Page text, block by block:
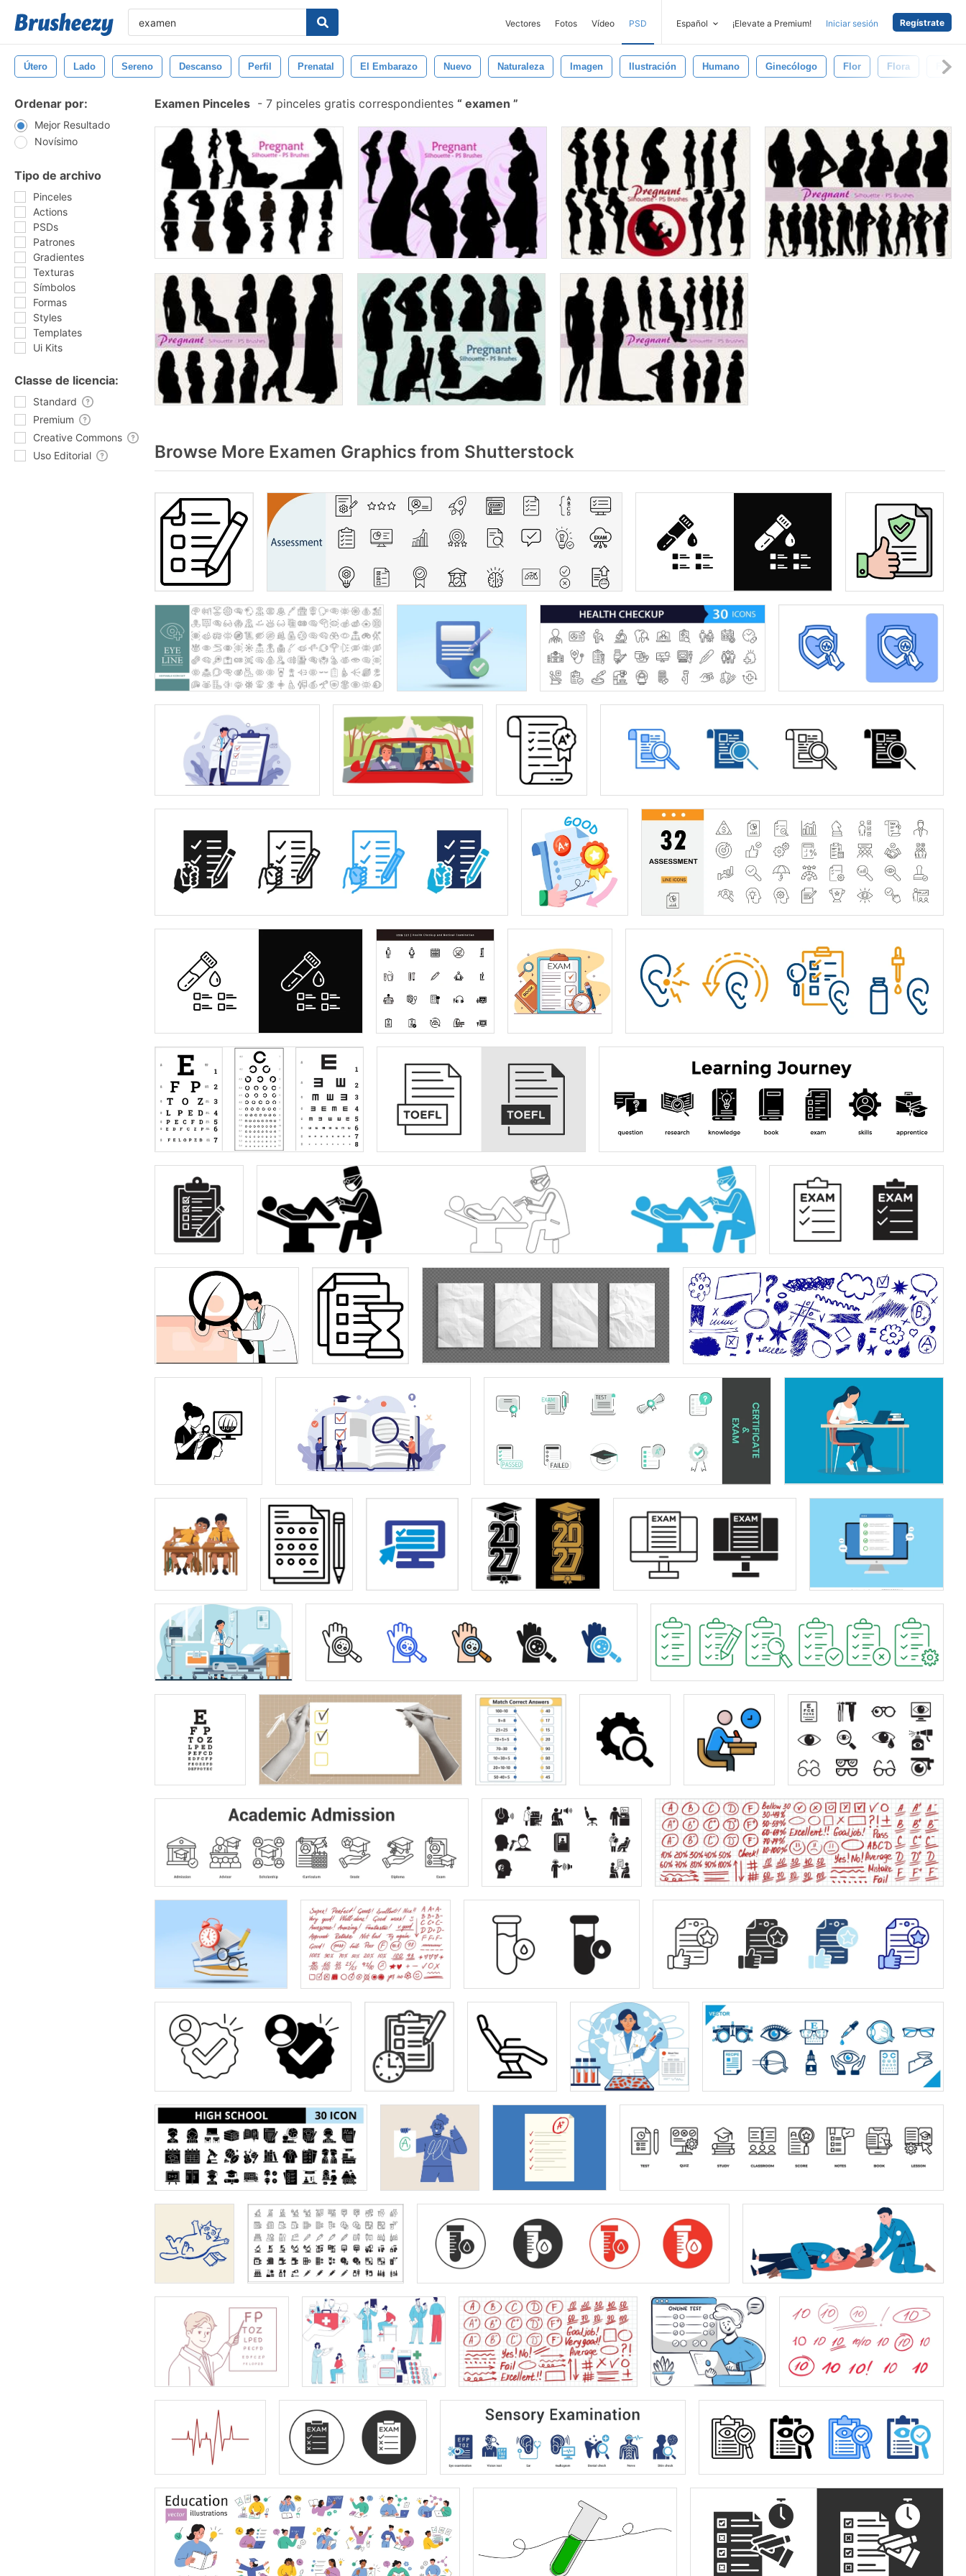
Vectores Fotos Vídeo PSD Español ¡Elevate a Premium! Iniciar sesión Regístrate
Útero Lado Sereno Descanso Perfil Prenatal El Embarazo Nuevo Naturaleza Imagen Ilustración Humano Ginecólogo Flor Flora Figura
Ordenar por:
Mejor Resultado
Novísimo
Tipo de archivo
Pinceles
Actions
PSDs
Patrones
Gradientes
Texturas
Símbolos
Formas
Styles
Templates
Ui Kits
Classe de licencia:
Standard
Premium
Creative Commons
Uso Editorial
Examen Pinceles - 7 pinceles gratis correspondientes examen
Browse More Examen Graphics from Shutterstock